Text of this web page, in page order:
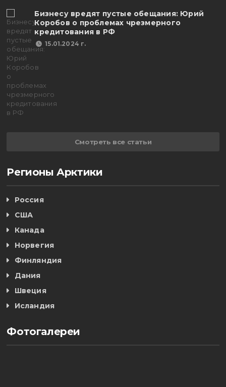
Бизнесу вредят пустые обещания: Юрий
Коробов о проблемах чрезмерного
кредитования в РФ
15.01.2024 г.
Смотреть все статьи
Регионы Арктики
Россия
США
Канада
Норвегия
Финляндия
Дания
Швеция
Исландия
Фотогалереи